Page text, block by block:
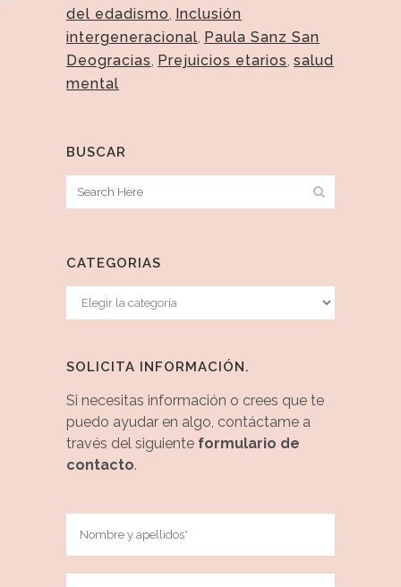
del edadismo, Inclusión
intergeneracional, Paula Sanz San
Deogracias, Prejuicios etarios, salud
mental
BUSCAR
CATEGORIAS
Categorias
SOLICITA INFORMACIÓN.
Si necesitas información o crees que te
puedo ayudar en algo, contáctame a
través del siguiente formulario de
contacto.